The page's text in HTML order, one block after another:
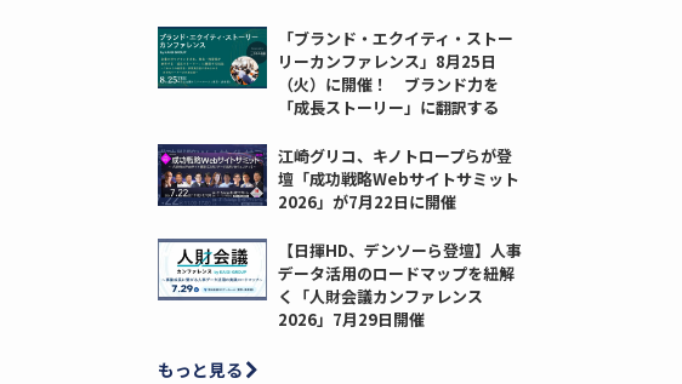
「ブランド・エクイティ・ストー
リーカンファレンス」8月25日
（火）に開催！ ブランド力を
「成長ストーリー」に翻訳する
江崎グリコ、キノトロープらが登
壇「成功戦略Webサイトサミット
2026」が7月22日に開催
【日揮HD、デンソーら登壇】人事
データ活用のロードマップを紐解
く「人財会議カンファレンス
2026」7月29日開催
もっと見る